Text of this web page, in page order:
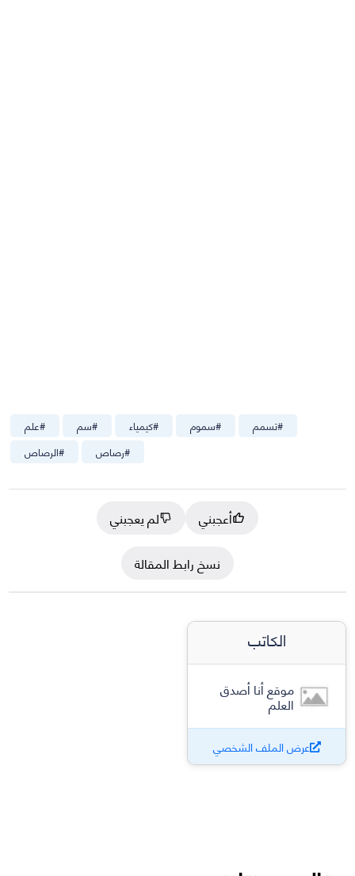
#علم #سم #كيمياء #سموم #تسمم
#الرصاص #رصاص
أعجبني
لم يعجبني
نسخ رابط المقالة
الكاتب
موقع أنا أصدق
العلم
عرض الملف الشخصي